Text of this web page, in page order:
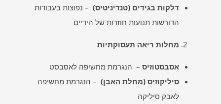
דלקות בגידים (טנדיניטיס) – נפוצות בעבודות
הדורשות תנועות חוזרות של הידיים
מחלות ריאה תעסוקתיות
אסבסטוזיס – הנגרמת מחשיפה לאסבסט
סיליקוזיס (מחלת האבן) – הנגרמת מחשיפה
לאבק סיליקה